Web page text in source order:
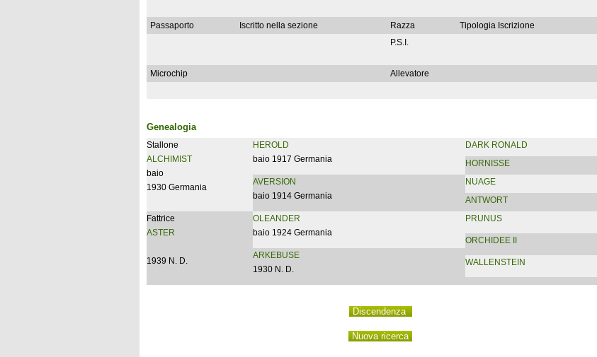
Passaporto Iscritto nella sezione Razza
Tipologia Iscrizione
P.S.I.
Microchip Allevatore
Genealogia
Stallone
ALCHIMIST
baio
1930 Germania
HEROLD
baio 1917 Germania
AVERSION
baio 1914 Germania
DARK RONALD
HORNISSE
NUAGE
ANTWORT
Fattrice
ASTER
1939 N. D.
OLEANDER
baio 1924 Germania
ARKEBUSE
1930 N. D.
PRUNUS
ORCHIDEE II
WALLENSTEIN